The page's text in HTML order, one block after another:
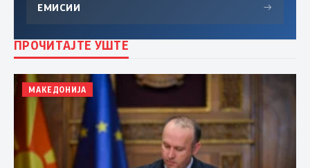
ЕМИСИИ →
ПРОЧИТАЈТЕ УШТЕ
МАКЕДОНИЈА